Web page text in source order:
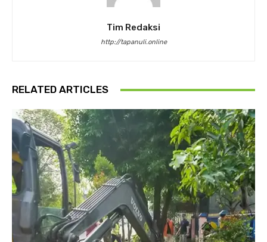
Tim Redaksi
http://tapanuli.online
RELATED ARTICLES